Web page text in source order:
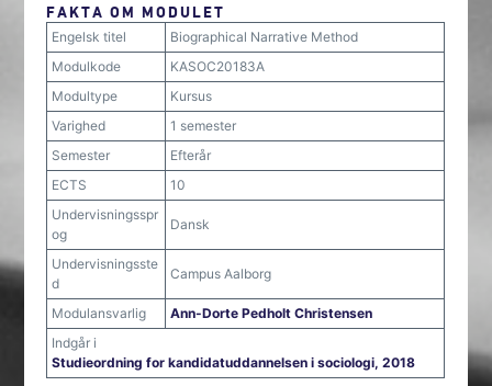
FAKTA OM MODULET
Engelsk titel
Biographical Narrative Method
Modulkode
KASOC20183A
Modultype
Kursus
Varighed
1 semester
Semester
Efterår
ECTS
10
Undervisningsspr
og
Dansk
Undervisningsste
d
Campus Aalborg
Modulansvarlig
Ann-Dorte Pedholt Christensen
Indgår i
Studieordning for kandidatuddannelsen i sociologi, 2018